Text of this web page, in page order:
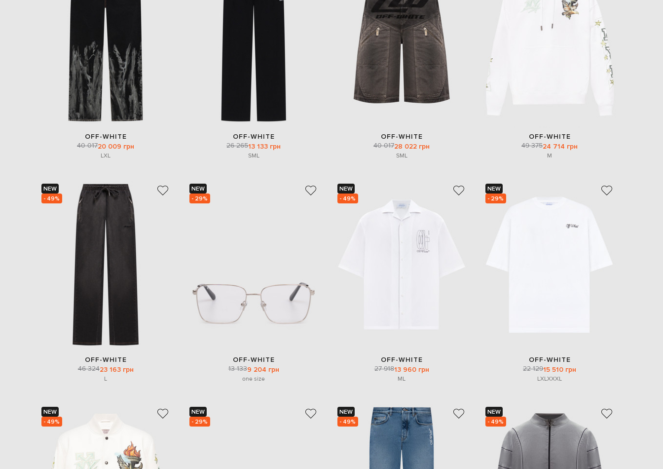
Latvia
Lithuania
Slovenia
OFF-WHITE
40 01720 009 грн
LXL
OFF-WHITE
26 26513 133 грн
SML
OFF-WHITE
40 01728 022 грн
SML
OFF-WHITE
49 37524 714 грн
M
NEW
- 49%
OFF-WHITE
46 32423 163 грн
L
NEW
- 29%
OFF-WHITE
13 1339 204 грн
one size
NEW
- 49%
OFF-WHITE
27 91813 960 грн
ML
NEW
- 29%
OFF-WHITE
22 12915 510 грн
LXLXXXL
NEW
- 49%
NEW
- 29%
NEW
- 49%
NEW
- 49%